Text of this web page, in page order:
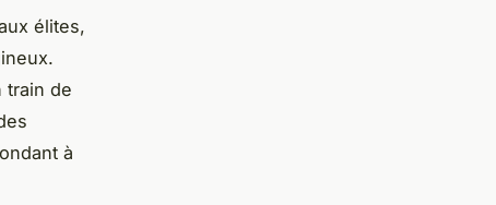
élites,
train de
à